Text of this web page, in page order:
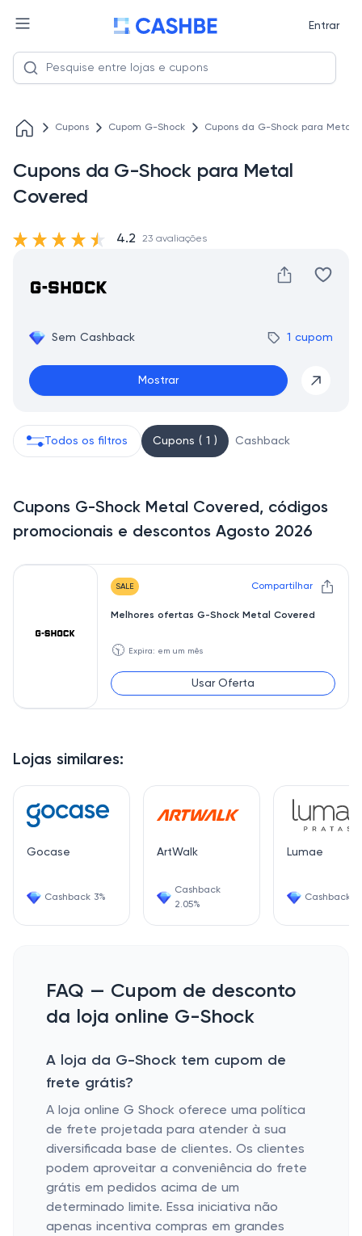
Entrar
Cupons Cupom G-Shock Cupons da G-Shock para Metal
Cupons da G-Shock para Metal
Covered
Sem Cashback 1 cupom
Mostrar
4.2 23 avaliações
Lojas similares:
Gocase
Cashback 3%
ArtWalk
Cashback
2.05%
Lumae
Cashback
Todos os filtros Cupons ( 1 ) Cashback
Cupons G-Shock Metal Covered, códigos
promocionais e descontos Agosto 2026
SALE Compartilhar
Melhores ofertas G-Shock Metal Covered
🕥 Expira: em um mês
Usar Oferta
FAQ — Cupom de desconto
da loja online G-Shock
A loja da G-Shock tem cupom de
frete grátis?
A loja online G Shock oferece uma política
de frete projetada para atender à sua
diversificada base de clientes. Os clientes
podem aproveitar a conveniência do frete
grátis em pedidos acima de um
determinado limite. Essa iniciativa não
apenas incentiva compras em grandes